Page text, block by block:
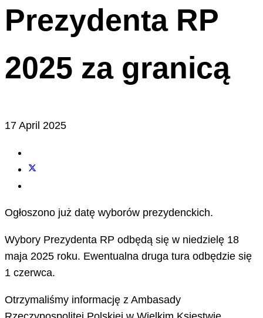
Prezydenta RP
2025 za granicą
17 April 2025
Ogłoszono już datę wyborów prezydenckich.
Wybory Prezydenta RP odbędą się w niedzielę 18
maja 2025 roku. Ewentualna druga tura odbędzie się
1 czerwca.
Otrzymaliśmy informację z Ambasady